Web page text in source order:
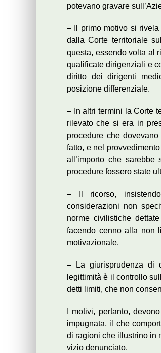
potevano gravare
– Il primo motivo si
dalla Corte territoriale
questa, essendo volta al
qualificate dirigenziali e
diritto dei dirigenti
posizione differenziale.
– In altri termini la Corte
rilevato che si era in
procedure che
fatto, e nel
all’importo che
procedure fossero state
– Il ricorso,
considerazioni non
norme civilistiche
facendo cenno alla non
motivazionale.
– La giurisprudenza di
legittimità è il controllo
detti limiti, che non
I motivi, pertanto,
impugnata, il che
di ragioni che illustrino in
vizio denunciato.